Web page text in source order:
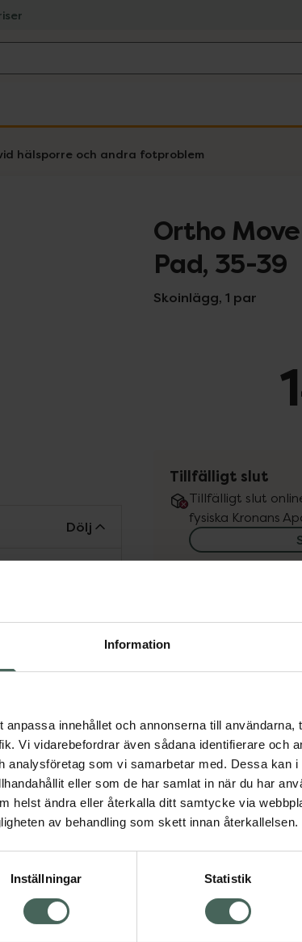
Information
innehållet och annonserna till användarna,
Vi vidarebefordrar även sådana identifierare och
analysföretag som vi samarbetar med. Dessa kan
eller som de har samlat in när du har
helst ändra eller återkalla ditt samtycke via
av behandling som skett innan återkallelsen.
Inställningar Statistik
hälsporre och andra fotproblem
Ortho
Pad, 35-39
Skoinlägg, 1 par
Tillfälligt slut
Tillfälligt slut
fysiska Kronans
Få mejl när
Din e-postadress
Fler produkter från
Aktuella erbjudanden
Dölj
för att
Visa